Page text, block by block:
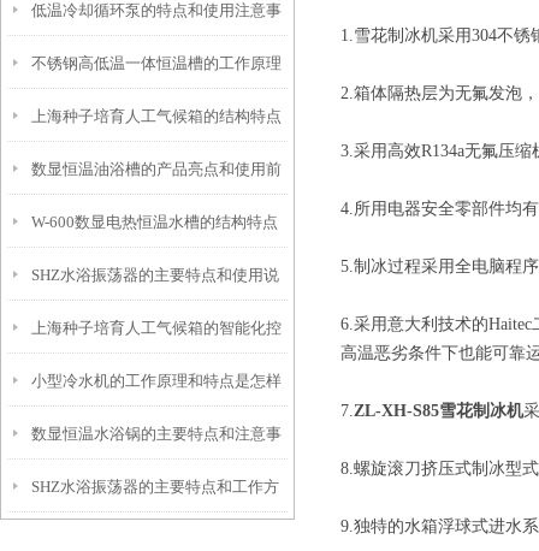
项
低温冷却循环泵的特点和使用注意事
项
不锈钢高低温一体恒温槽的工作原理
和控制系统介绍
上海种子培育人工气候箱的结构特点
与优势介绍
数显恒温油浴槽的产品亮点和使用前
安全须知
W-600数显电热恒温水槽的结构特点
与注意事项
SHZ水浴振荡器的主要特点和使用说
明
上海种子培育人工气候箱的智能化控
制技术和功能特性
小型冷水机的工作原理和特点是怎样
的？
数显恒温水浴锅的主要特点和注意事
项
SHZ水浴振荡器的主要特点和工作方
1.雪花制冰机采用304不
2.箱体隔热层为无氟发泡
3.采用高效R134a无氟压
4.所用电器安全零部件均
5.制冰过程采用全电脑程
6.采用意大利技术的
高温恶劣条件下也能可靠
7.ZL-XH-S85雪花制冰机
8.螺旋滚刀挤压式制冰型
9.独特的水箱浮球式进水